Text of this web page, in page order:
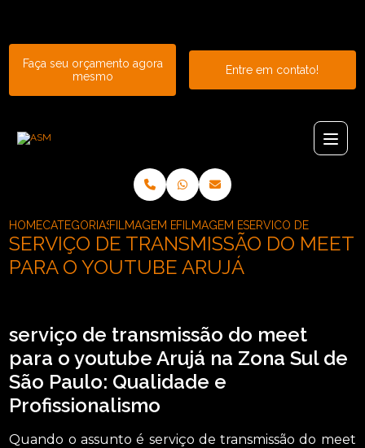
Faça seu orçamento agora
mesmo
Entre em contato!
HOMECATEGORIASFILMAGEM E TRANSMISSAO DE EVENTOS
FILMAGEM E TRANSMISSAO PARA
SERVICO DE
SERVIÇO DE TRANSMISSÃO DO MEET
PARA O YOUTUBE ARUJÁ
serviço de transmissão do meet
para o youtube Arujá na Zona Sul de
São Paulo: Qualidade e
Profissionalismo
Quando o assunto é serviço de transmissão do meet